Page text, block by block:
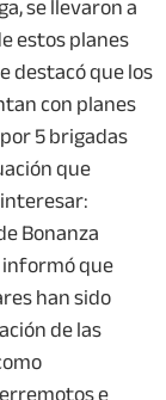
estos planes
destacó que los
con planes
5 brigadas
que
Bonanza
que
han sido
de las